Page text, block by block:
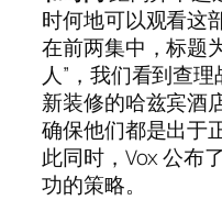
时何地可以观看这
在前两集中，标题
人”，我们看到查
新装修的哈兹宾酒
确保他们都是出于
此同时，Vox 公布
功的策略。